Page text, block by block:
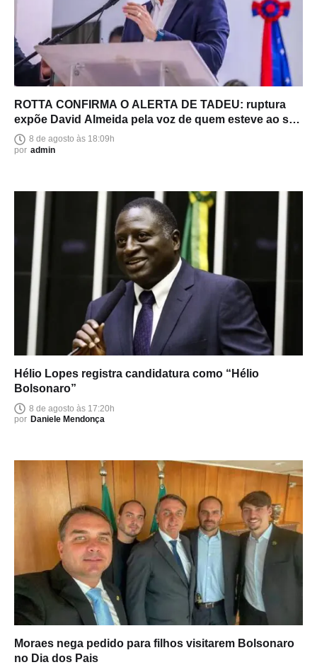
ROTTA CONFIRMA O ALERTA DE TADEU: ruptura
expõe David Almeida pela voz de quem esteve ao seu
lado8 de agosto às 18:09h
por admin
Hélio Lopes registra candidatura como “Hélio
Bolsonaro”
8 de agosto às 17:20h
por Daniele Mendonça
Moraes nega pedido para filhos visitarem Bolsonaro
no Dia dos Pais